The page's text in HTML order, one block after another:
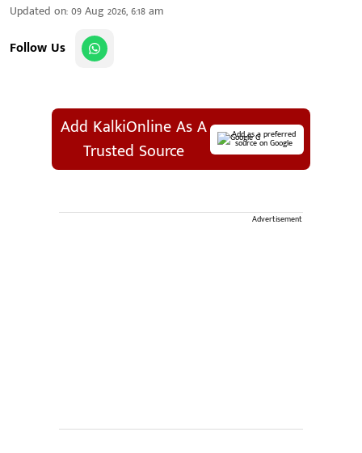
Updated on:09 Aug 2026, 6:18 am
Follow Us
Add KalkiOnline As A
Trusted Source
Add as a preferred
source on Google
Advertisement